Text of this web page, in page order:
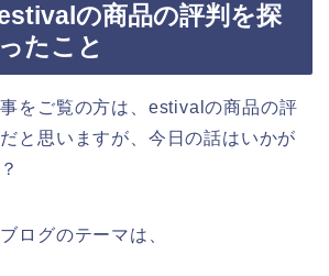
の商品の評判を探
たこと
をご覧の方は、estivalの商品の評
と思いますが、今日の話はいかが
ログのテーマは、